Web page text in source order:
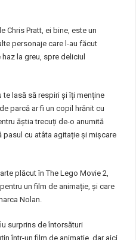
Chris Pratt, ei bine, este un
personaje care l-au făcut
la greu, spre deliciul
lasă să respiri și îți menține
parcă ar fi un copil hrănit cu
ăștia trecuți de-o anumită
cu atâta agitație și mișcare
plăcut în The Lego Movie 2,
un film de animație, și care
Nolan.
surprins de întorsături
într-un film de animație, dar aici